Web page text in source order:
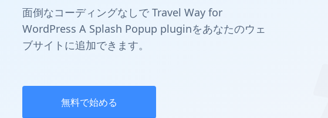
面倒なコーディングなしで Travel Way for
WordPress A Splash Popup pluginをあなたのウェ
ブサイトに追加できます。
無料で始める